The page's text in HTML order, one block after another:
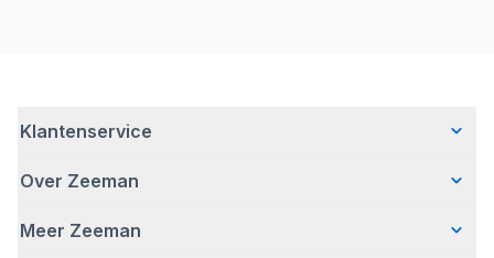
Klantenservice
Veelgestelde vragen
Bezorgen
Over Zeeman
Wie wij zijn
Meer Zeeman